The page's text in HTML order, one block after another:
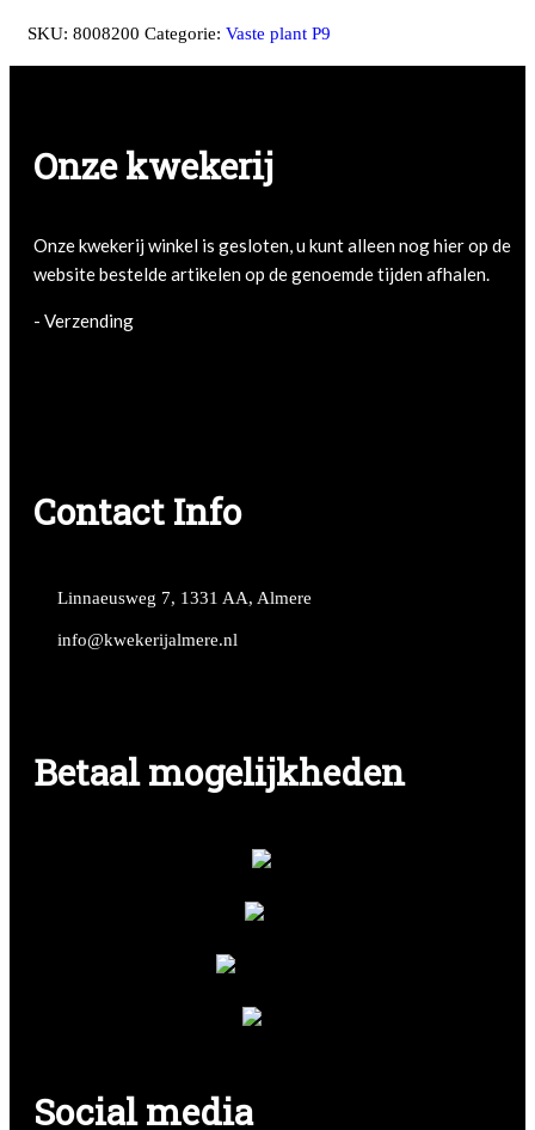
SKU: 8008200 Categorie: Vaste plant P9
Onze kwekerij
Onze kwekerij winkel is gesloten, u kunt alleen nog hier op de
website bestelde artikelen op de genoemde tijden afhalen.
- Verzending
Contact Info
Linnaeusweg 7, 1331 AA, Almere
info@kwekerijalmere.nl
Betaal mogelijkheden
Social media